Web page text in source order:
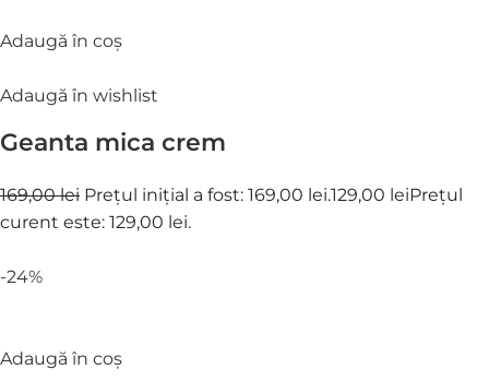
Adaugă în coș
Adaugă în wishlist
Geanta mica crem
169,00 lei Prețul inițial a fost: 169,00 lei.129,00 leiPrețul
curent este: 129,00 lei.
-24%
Adaugă în coș